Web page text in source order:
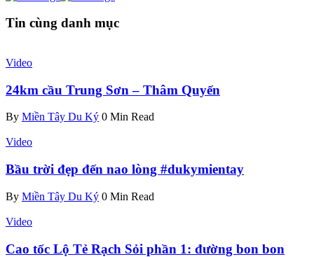
Tin cùng danh mục
Video
24km cầu Trung Sơn – Thâm Quyến
By Miền Tây Du Ký 0 Min Read
Video
Bầu trời đẹp đến nao lòng #dukymientay
By Miền Tây Du Ký 0 Min Read
Video
Cao tốc Lộ Tẻ Rạch Sỏi phần 1: đường bon bon